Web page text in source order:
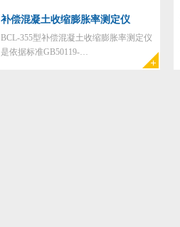
补偿混凝土收缩膨胀率测定仪
BCL-355型补偿混凝土收缩膨胀率测定仪
是依据标准GB50119-…